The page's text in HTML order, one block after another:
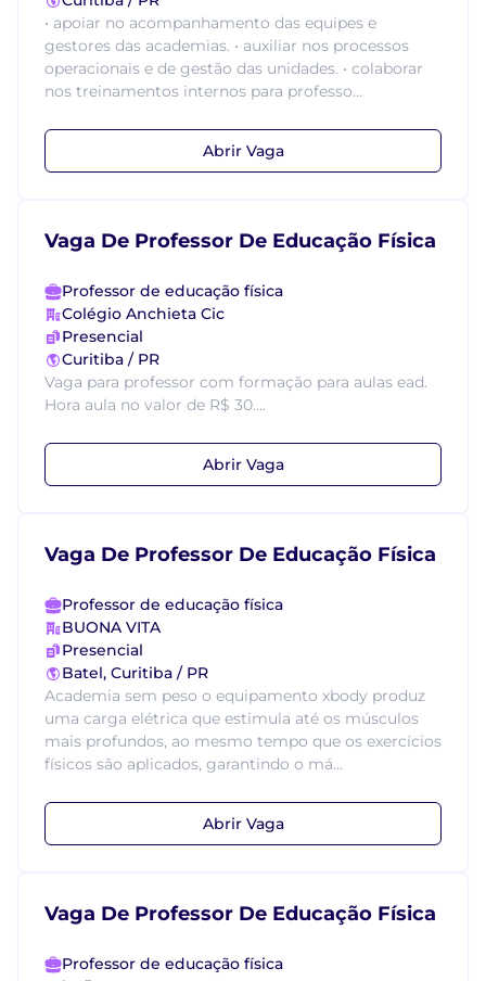
• apoiar no acompanhamento das equipes e
gestores das academias. • auxiliar nos processos
operacionais e de gestão das unidades. • colaborar
nos treinamentos internos para professo...
Abrir Vaga
Vaga De Professor De Educação Física
Professor de educação física
Colégio Anchieta Cic
Presencial
Curitiba / PR
Vaga para professor com formação para aulas ead.
Hora aula no valor de R$ 30....
Abrir Vaga
Vaga De Professor De Educação Física
Professor de educação física
BUONA VITA
Presencial
Batel, Curitiba / PR
Academia sem peso o equipamento xbody produz
uma carga elétrica que estimula até os músculos
mais profundos, ao mesmo tempo que os exercícios
físicos são aplicados, garantindo o má...
Abrir Vaga
Vaga De Professor De Educação Física
Professor de educação física